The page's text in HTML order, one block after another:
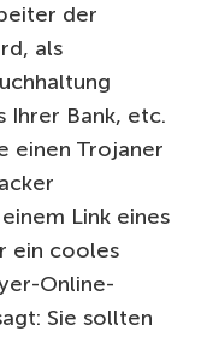
der
als
Ihrer Bank, etc.
einen Trojaner
Link eines
ein cooles
Online-
Sie sollten